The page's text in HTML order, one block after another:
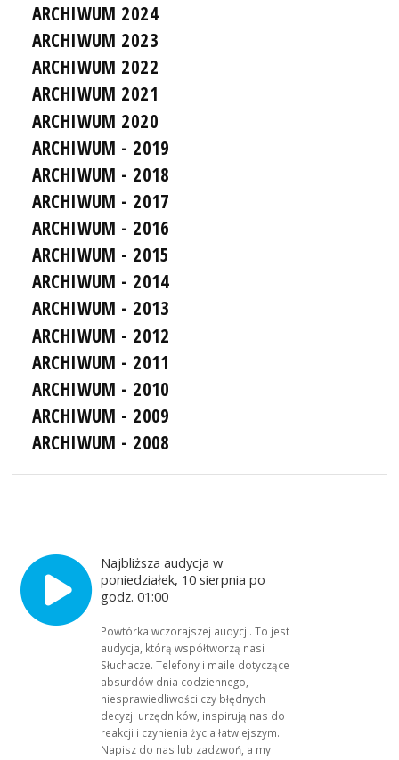
ARCHIWUM 2024
ARCHIWUM 2023
ARCHIWUM 2022
ARCHIWUM 2021
ARCHIWUM 2020
ARCHIWUM - 2019
ARCHIWUM - 2018
ARCHIWUM - 2017
ARCHIWUM - 2016
ARCHIWUM - 2015
ARCHIWUM - 2014
ARCHIWUM - 2013
ARCHIWUM - 2012
ARCHIWUM - 2011
ARCHIWUM - 2010
ARCHIWUM - 2009
ARCHIWUM - 2008
Najbliższa audycja w
poniedziałek, 10 sierpnia po
godz. 01:00
Powtórka wczorajszej audycji. To jest
audycja, którą współtworzą nasi
Słuchacze. Telefony i maile dotyczące
absurdów dnia codziennego,
niesprawiedliwości czy błędnych
decyzji urzędników, inspirują nas do
reakcji i czynienia życia łatwiejszym.
Napisz do nas lub zadzwoń, a my